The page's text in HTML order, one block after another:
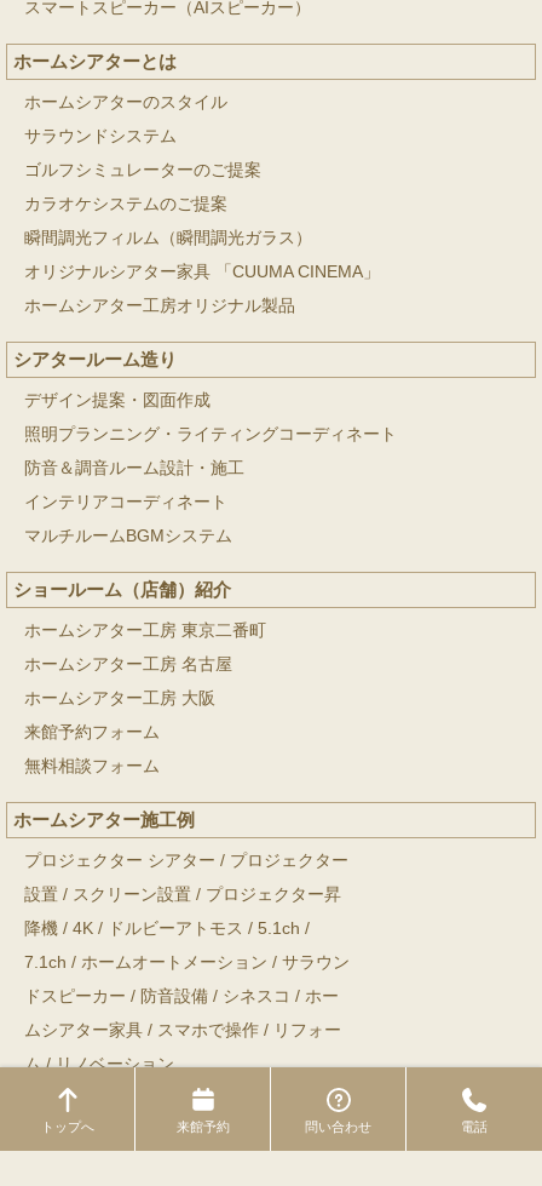
スマートスピーカー（AIスピーカー）
ホームシアターとは
ホームシアターのスタイル
サラウンドシステム
ゴルフシミュレーターのご提案
カラオケシステムのご提案
瞬間調光フィルム（瞬間調光ガラス）
オリジナルシアター家具 「CUUMA CINEMA」
ホームシアター工房オリジナル製品
シアタールーム造り
デザイン提案・図面作成
照明プランニング・ライティングコーディネート
防音＆調音ルーム設計・施工
インテリアコーディネート
マルチルームBGMシステム
ショールーム（店舗）紹介
ホームシアター工房 東京二番町
ホームシアター工房 名古屋
ホームシアター工房 大阪
来館予約フォーム
無料相談フォーム
ホームシアター施工例
プロジェクター シアター / プロジェクター
設置 / スクリーン設置 / プロジェクター昇
降機 / 4K / ドルビーアトモス / 5.1ch /
7.1ch / ホームオートメーション / サラウン
ドスピーカー / 防音設備 / シネスコ / ホー
ムシアター家具 / スマホで操作 / リフォー
ム/リノベーション
トップへ 来館予約 問い合わせ 電話